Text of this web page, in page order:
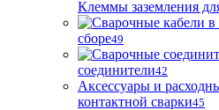
Клеммы заземления
сборе49
соединители42
Аксессуары и
контактной сварки45